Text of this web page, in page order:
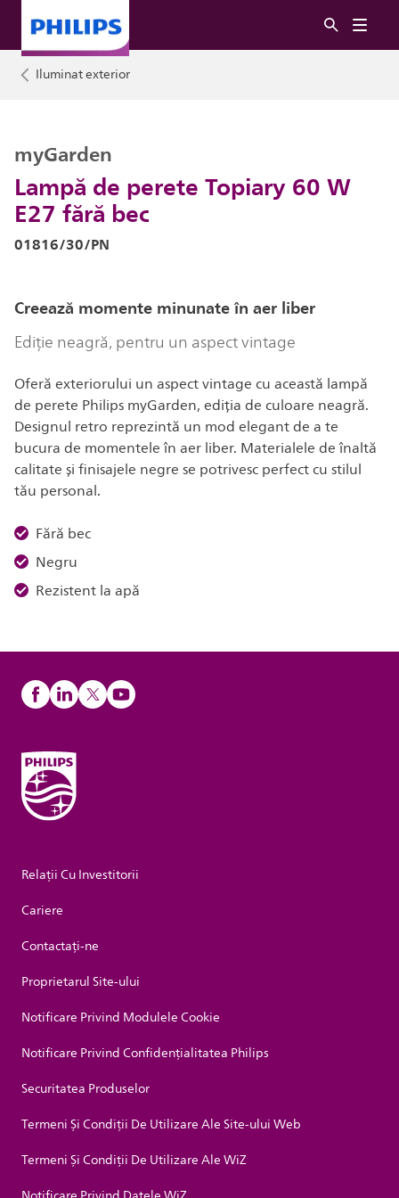
Iluminat exterior
Lampă de perete Topiary 60 W
E27 fără bec
myGarden
01816/30/PN
Creează momente minunate în aer liber
Ediție neagră, pentru un aspect vintage
Oferă exteriorului un aspect vintage cu această lampă
de perete Philips myGarden, ediția de culoare neagră.
Designul retro reprezintă un mod elegant de a te
bucura de momentele în aer liber. Materialele de înaltă
calitate și finisajele negre se potrivesc perfect cu stilul
tău personal.
Fără bec
Negru
Rezistent la apă
Relații Cu Investitorii
Cariere
Contactaţi-ne
Proprietarul Site-ului
Notificare Privind Modulele Cookie
Notificare Privind Confidențialitatea Philips
Securitatea Produselor
Termeni Și Condiții De Utilizare Ale Site-ului Web
Termeni Și Condiții De Utilizare Ale WiZ